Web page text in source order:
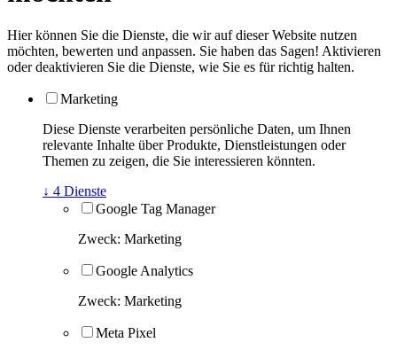
Hier können Sie die Dienste, die wir auf dieser Website nutzen
möchten, bewerten und anpassen. Sie haben das Sagen! Aktivieren
oder deaktivieren Sie die Dienste, wie Sie es für richtig halten.
Marketing
Diese Dienste verarbeiten persönliche Daten, um Ihnen
relevante Inhalte über Produkte, Dienstleistungen oder
Themen zu zeigen, die Sie interessieren könnten.
↓ 4 Dienste
Google Tag Manager
Zweck: Marketing
Google Analytics
Zweck: Marketing
Meta Pixel